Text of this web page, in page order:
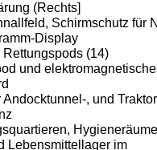
(Rechts]
Schirmschutz für
Display
(14)
und
, und
Lebensmittellager im